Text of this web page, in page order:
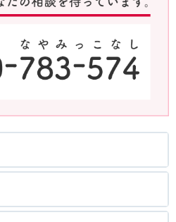
間いつでもあなたの相談を待ってい
574